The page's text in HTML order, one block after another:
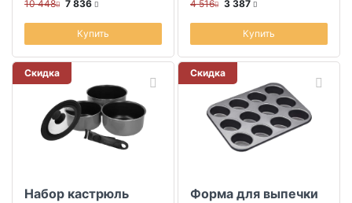
10 448 7 836
Купить
4 516 3 387
Купить
Скидка
Набор кастрюль
Скидка
Форма для выпечки